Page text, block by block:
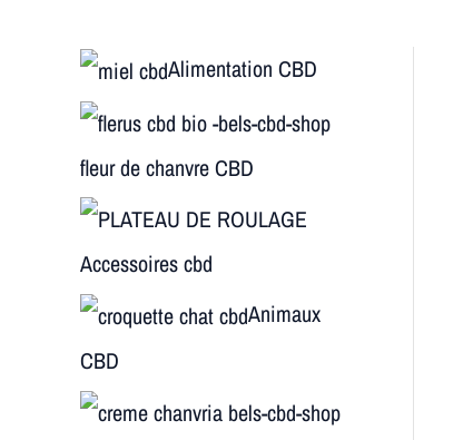
Alimentation CBD
fleur de chanvre CBD
Accessoires cbd
Animaux
CBD